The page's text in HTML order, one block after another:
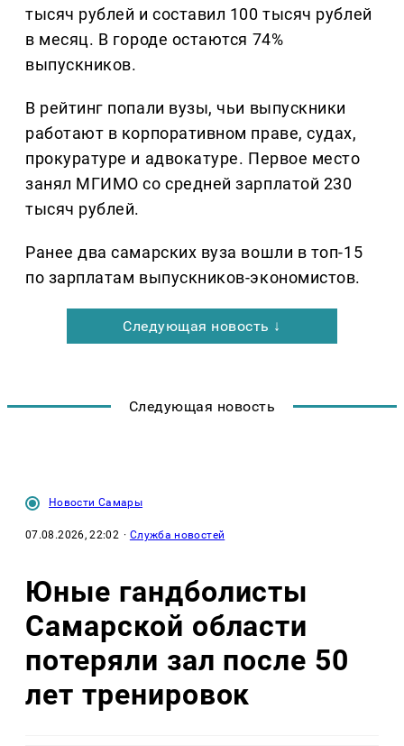
тысяч рублей и составил 100 тысяч рублей
в месяц. В городе остаются 74%
выпускников.
В рейтинг попали вузы, чьи выпускники
работают в корпоративном праве, судах,
прокуратуре и адвокатуре. Первое место
занял МГИМО со средней зарплатой 230
тысяч рублей.
Ранее два самарских вуза вошли в топ-15
по зарплатам выпускников-экономистов.
Следующая новость ↓
Следующая новость
Новости Самары
07.08.2026, 22:02 · Служба новостей
Юные гандболисты
Самарской области
потеряли зал после 50
лет тренировок